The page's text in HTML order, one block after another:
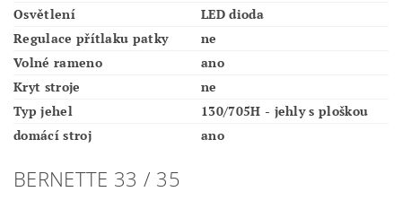
Osvětlení
LED dioda
Regulace přítlaku patky
ne
Volné rameno
ano
Kryt stroje
ne
Typ jehel
130/705H - jehly s ploškou
domácí stroj
ano
BERNETTE 33 / 35